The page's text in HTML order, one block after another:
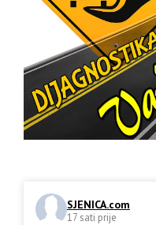
SJENICA.com
17 sati prije